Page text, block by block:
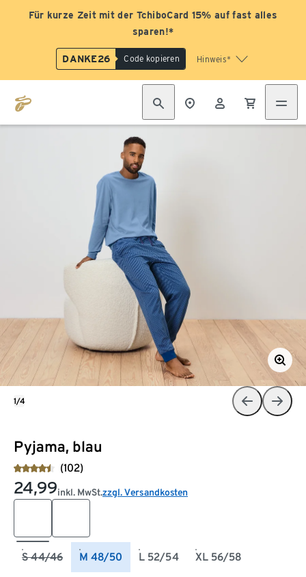
Für kurze Zeit mit der TchiboCard 15% auf fast alles
sparen!*
DANKE26 Code kopieren Hinweis*
Pyjama, blau
(102)
24,99inkl. MwSt.zzgl. Versandkosten
S 44/46 M 48/50 L 52/54 XL 56/58
1/4